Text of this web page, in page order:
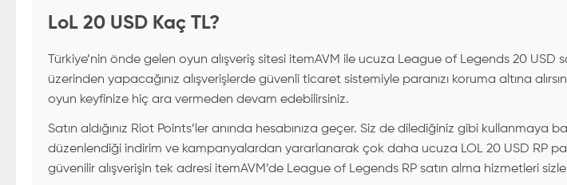
LoL 20 USD Kaç TL?
Türkiye’nin önde gelen oyun alışveriş sitesi itemAVM ile ucuza League of Legends 20 USD
üzerinden yapacağınız alışverişlerde güvenli ticaret sistemiyle paranızı koruma altına
oyun keyfinize hiç ara vermeden devam edebilirsiniz.
Satın aldığınız Riot Points’ler anında hesabınıza geçer. Siz de dilediğiniz gibi kullanmaya
düzenlendiği indirim ve kampanyalardan yararlanarak çok daha ucuza LOL 20 USD RP
güvenilir alışverişin tek adresi itemAVM’de League of Legends RP satın alma hizmetleri